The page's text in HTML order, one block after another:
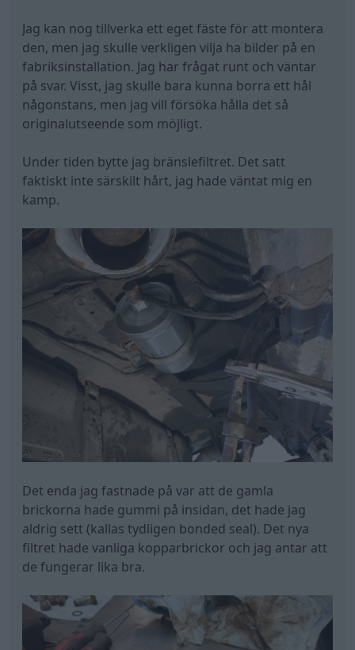
Jag kan nog tillverka ett eget fäste för att montera
den, men jag skulle verkligen vilja ha bilder på en
fabriksinstallation. Jag har frågat runt och väntar
på svar. Visst, jag skulle bara kunna borra ett hål
någonstans, men jag vill försöka hålla det så
originalutseende som möjligt.
Under tiden bytte jag bränslefiltret. Det satt
faktiskt inte särskilt hårt, jag hade väntat mig en
kamp.
Det enda jag fastnade på var att de gamla
brickorna hade gummi på insidan, det hade jag
aldrig sett (kallas tydligen bonded seal). Det nya
filtret hade vanliga kopparbrickor och jag antar att
de fungerar lika bra.